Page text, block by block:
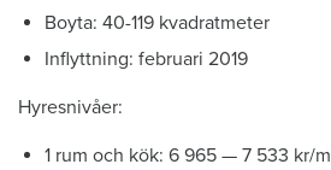
Boyta: 40-119 kvadratmeter
Inflyttning: februari 2019
Hyresnivåer:
1 rum och kök: 6 965 — 7 533 kr/m